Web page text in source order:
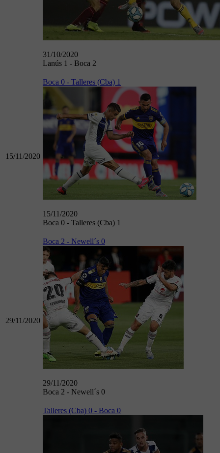
31/10/2020
Lanús 1 - Boca 2
15/11/2020
Boca 0 - Talleres (Cba) 1
15/11/2020
Boca 0 - Talleres (Cba) 1
29/11/2020
Boca 2 - Newell´s 0
29/11/2020
Boca 2 - Newell´s 0
Talleres (Cba) 0 - Boca 0